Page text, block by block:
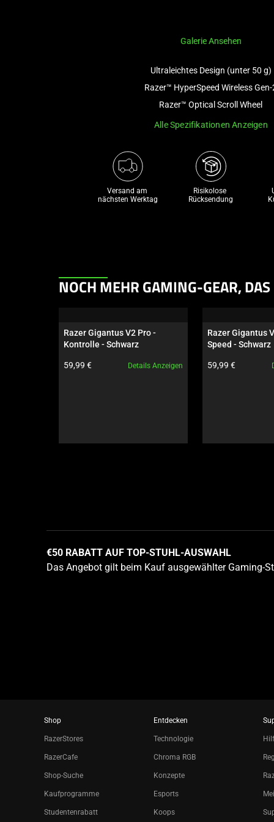
Galerie Ansehen
Ultraleichtes Design (unter 50 g)
Razer™ HyperSpeed Wireless Gen-
Razer™ Optical Scroll Wheel
Alle Spezifikationen Anzeigen
Versand am
nächsten Werktag
Risikolose
Rücksendung
This
carousel.
Use
and
or
the
slide
dots.
NOCH MEHR GAMING-GEAR,
Razer Gigantus V2 Pro -
Kontrolle - Schwarz
Produktpreis:
59,99 € Details Anzeigen
Razer Gigantus
Speed - Schwarz
Produktpreis:
59,99 €
€50 RABATT AUF TOP-STUHL-AUSWAHL
Das Angebot gilt beim Kauf ausgewählter Gaming-
Shop
RazerStores
RazerCafe
Shop-Suche
Kaufprogramme
Studentenrabatt
Entdecken
Technologie
Chroma RGB
Konzepte
Esports
Koops